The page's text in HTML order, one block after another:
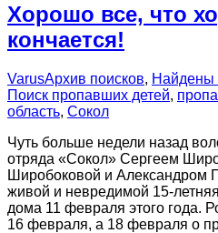
Хорошо все, что
кончается!
VarusАрхив поисков,
Поиск пропавших детей,
область, Сокол
Чуть больше недели назад
отряда «Сокол» Сергеем
Широбоковой и Александром
живой и невредимой 15-
дома 11 февраля этого года.
16 февраля, а 18 февраля о